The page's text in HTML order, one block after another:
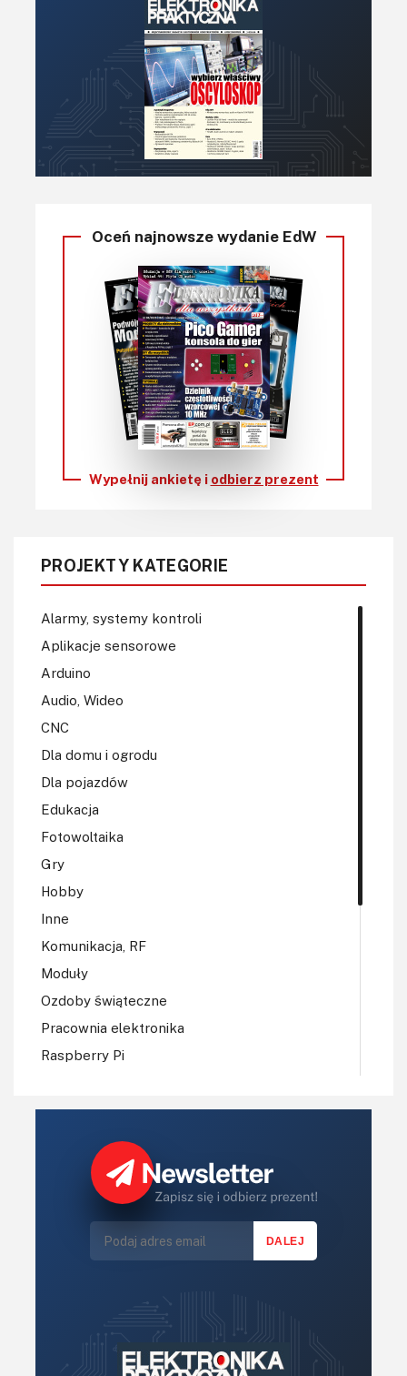
Oceń najnowsze wydanie EdW
Wypełnij ankietę i odbierz prezent
PROJEKTY KATEGORIE
Alarmy, systemy kontroli
Aplikacje sensorowe
Arduino
Audio, Wideo
CNC
Dla domu i ogrodu
Dla pojazdów
Edukacja
Fotowoltaika
Gry
Hobby
Inne
Komunikacja, RF
Moduły
Ozdoby świąteczne
Pracownia elektronika
Raspberry Pi
Robotyka
Sterowniki silników
Technika μP, μC, PLD
Termometry i termostaty